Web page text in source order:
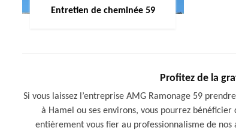
Entretien de cheminée 59
Profitez de la
Si vous laissez l’entreprise AMG Ramonage 59
à Hamel ou ses environs, vous pourrez
entièrement vous fier au professionnalisme de